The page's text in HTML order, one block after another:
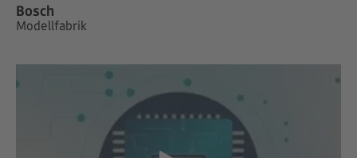
Bosch
Modellfabrik